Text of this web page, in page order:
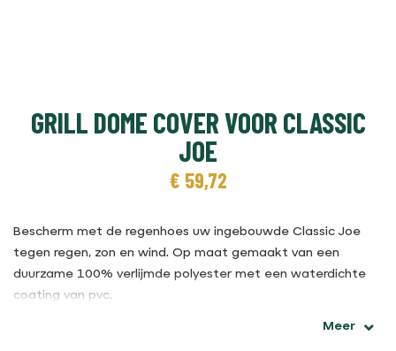
GRILL DOME COVER VOOR CLASSIC
JOE
€ 59,72
Bescherm met de regenhoes uw ingebouwde Classic Joe
tegen regen, zon en wind. Op maat gemaakt van een
duurzame 100% verlijmde polyester met een waterdichte
coating van pvc.
Meer